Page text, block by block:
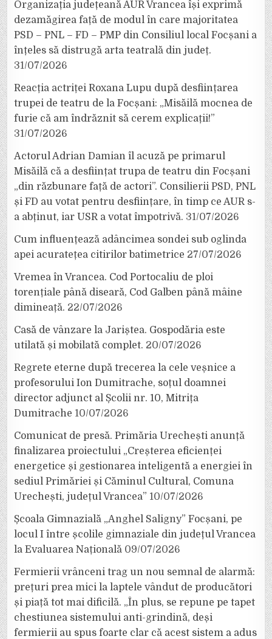
Organizația județeană AUR Vrancea își exprimă
dezamăgirea față de modul în care majoritatea
PSD – PNL – FD – PMP din Consiliul local Focșani a
înțeles să distrugă arta teatrală din județ.
31/07/2026
Reacția actriței Roxana Lupu după desființarea
trupei de teatru de la Focșani: „Misăilă mocnea de
furie că am îndrăznit să cerem explicații!”
31/07/2026
Actorul Adrian Damian îl acuză pe primarul
Misăilă că a desființat trupa de teatru din Focșani
„din răzbunare față de actori”. Consilierii PSD, PNL
și FD au votat pentru desființare, în timp ce AUR s-
a abținut, iar USR a votat împotrivă. 31/07/2026
Cum influențează adâncimea sondei sub oglinda
apei acuratețea citirilor batimetrice 27/07/2026
Vremea în Vrancea. Cod Portocaliu de ploi
torențiale până diseară, Cod Galben până mâine
dimineață. 22/07/2026
Casă de vânzare la Jariștea. Gospodăria este
utilată și mobilată complet. 20/07/2026
Regrete eterne după trecerea la cele veșnice a
profesorului Ion Dumitrache, soțul doamnei
director adjunct al Școlii nr. 10, Mitrița
Dumitrache 10/07/2026
Comunicat de presă. Primăria Urechești anunță
finalizarea proiectului „Creșterea eficienței
energetice și gestionarea inteligentă a energiei în
sediul Primăriei și Căminul Cultural, Comuna
Urechești, județul Vrancea” 10/07/2026
Școala Gimnazială „Anghel Saligny” Focșani, pe
locul I între școlile gimnaziale din județul Vrancea
la Evaluarea Națională 09/07/2026
Fermierii vrânceni trag un nou semnal de alarmă:
prețuri prea mici la laptele vândut de producători
și piață tot mai dificilă. „În plus, se repune pe tapet
chestiunea sistemului anti-grindină, deși
fermierii au spus foarte clar că acest sistem a adus